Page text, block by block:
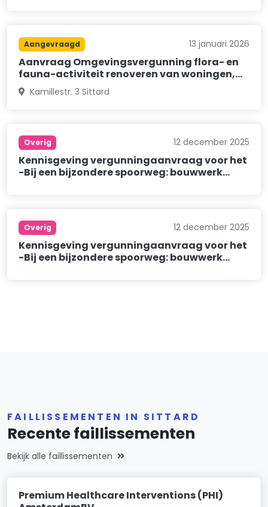
Aangevraagd 13 januari 2026
Aanvraag Omgevingsvergunning flora- en
fauna-activiteit renoveren van woningen,…
Kamillestr. 3 Sittard
Overig 12 december 2025
Kennisgeving vergunningaanvraag voor het
-Bij een bijzondere spoorweg: bouwwerk…
Overig 12 december 2025
Kennisgeving vergunningaanvraag voor het
-Bij een bijzondere spoorweg: bouwwerk…
FAILLISSEMENTEN IN SITTARD
Recente faillissementen
Bekijk alle faillissementen
Premium Healthcare Interventions (PHI)